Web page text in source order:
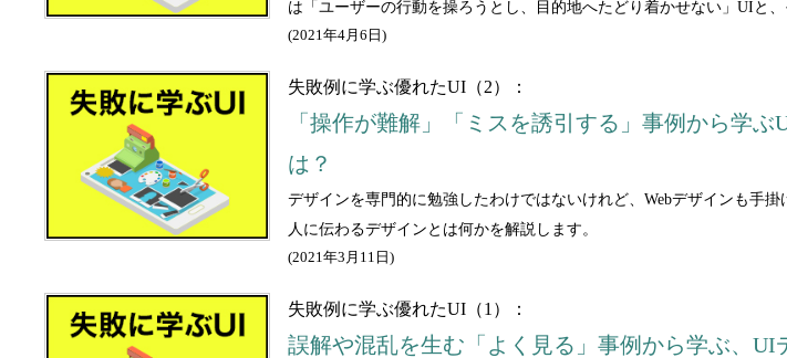
は「ユーザーの行動を操ろうとし、目的地へたどり着かせない」UIと
(2021年4月6日 )
失敗例に学ぶ優れたUI（2）：
「操作が難解」「ミスを誘引する」事例から学
は？
デザインを専門的に勉強したわけではないけれど、Webデザインも手
人に伝わるデザインとは何かを解説します。
(2021年3月11日 )
失敗例に学ぶ優れたUI（1）：
誤解や混乱を生む「よく見る」事例から学ぶ、